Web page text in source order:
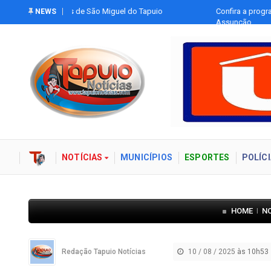
NEWS
Confira a programação do Festejo Religioso de
Assunção
NOTÍCIAS MUNICÍPIOS ESPORTES
HOME
Redação Tapuio Notícias 10 / 08 / 2025 às 10h53